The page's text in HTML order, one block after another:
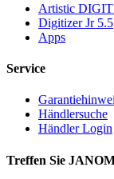
Artistic
Digitizer Jr 5.5
Apps
Service
Händlersuche
Händler Login
Treffen Sie